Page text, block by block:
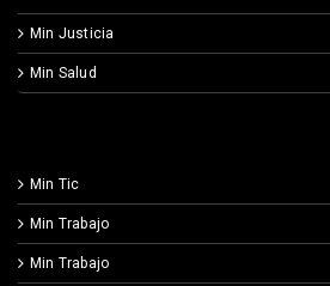
Min Justicia
Min Salud
Min Tic
Min Trabajo
Min Trabajo